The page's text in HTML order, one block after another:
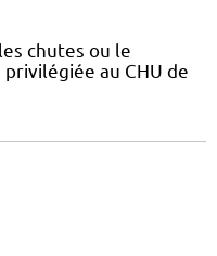
chutes ou le
au CHU de